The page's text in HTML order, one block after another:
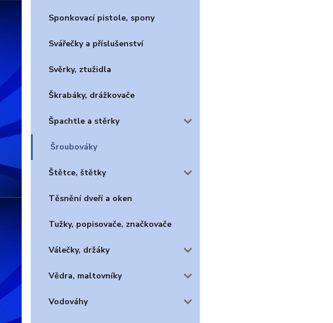
Sponkovací pistole, spony
Svářečky a příslušenství
Svěrky, ztužidla
Škrabáky, drážkovače
Špachtle a stěrky
Šroubováky
Štětce, štětky
Těsnění dveří a oken
Tužky, popisovače, značkovače
Válečky, držáky
Vědra, maltovníky
Vodováhy